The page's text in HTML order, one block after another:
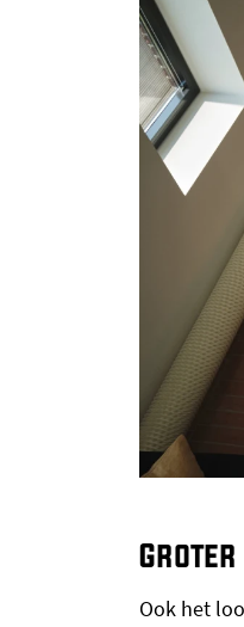
Groter
Ook het